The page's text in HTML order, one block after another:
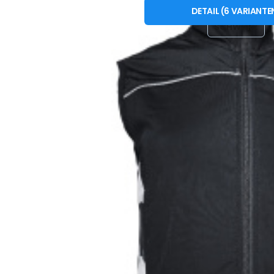
SCHWARZ
DETAIL (6
äußerst komfortable AGTIVE® TOP Weste hält Sie bei allen
| flexibel | schnell trocknend | bügelfrei |